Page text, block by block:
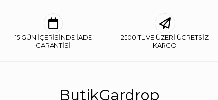
15 GÜN İÇERİSİNDE İADE
GARANTİSİ
2500 TL VE ÜZERİ ÜCRETSİZ
KARGO
ButikGardrop